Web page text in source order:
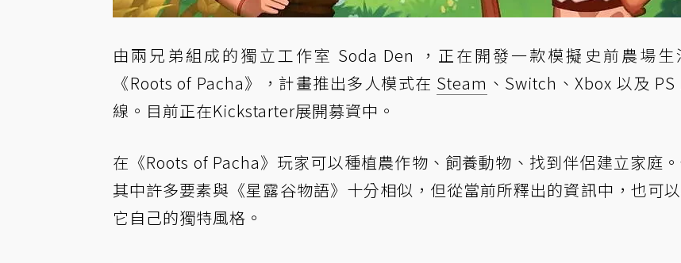
由兩兄弟組成的獨立工作室 Soda Den ，正在開發一款模擬史前農場生
《Roots of Pacha》，計畫推出多人模式在 Steam 、Switch、Xbox 以及
線。目前正在Kickstarter展開募資中。
在《Roots of Pacha》玩家可以種植農作物、飼養動物、找到伴侶建立家庭
其中許多要素與《星露谷物語》十分相似，但從當前所釋出的資訊中，也可
它自己的獨特風格。